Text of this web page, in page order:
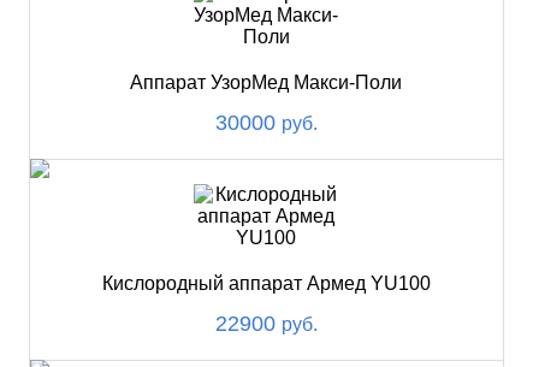
Аппарат УзорМед Макси-Поли
30000 руб.
Кислородный аппарат Армед YU100
22900 руб.